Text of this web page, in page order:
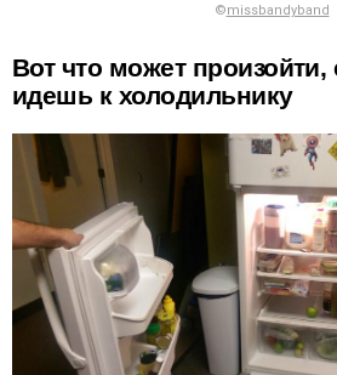
©missbandyband
Вот что может
идешь к холодильнику